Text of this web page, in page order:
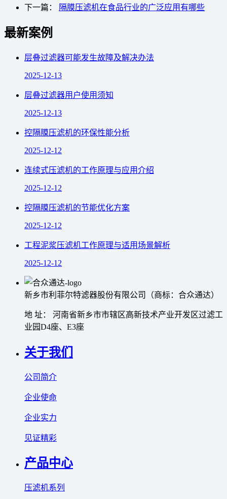
下一篇：
隔膜压滤机在食品行业的广泛应用有哪些
最新案例
层叠过滤器可能发生故障及解决办法
2025-12-13
层叠过滤器用户使用须知
2025-12-13
控隔膜压滤机的环保性能分析
2025-12-12
连续式压滤机的工作原理与应用介绍
2025-12-12
控隔膜压滤机的节能优化方案
2025-12-12
工程泥浆压滤机工作原理与适用场景解析
2025-12-12
新乡市利菲尔特滤器股份有限公司（商标：合众通达）
地 址： 河南省新乡市市辖区高新技术产业开发区过滤工
业园D4座、E3座
关于我们
公司简介
企业使命
企业实力
见证精彩
产品中心
压滤机系列